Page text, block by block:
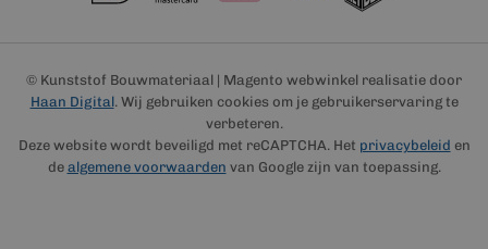
© Kunststof Bouwmateriaal | Magento webwinkel realisatie door
Haan Digital. Wij gebruiken cookies om je gebruikerservaring te
verbeteren.
Deze website wordt beveiligd met reCAPTCHA. Het privacybeleid en
de algemene voorwaarden van Google zijn van toepassing.